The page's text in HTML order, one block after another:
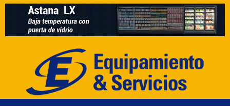
Saltar
contenido